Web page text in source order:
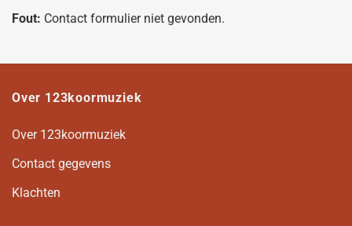
Fout: Contact formulier niet gevonden.
Over 123koormuziek
Over 123koormuziek
Contact gegevens
Klachten